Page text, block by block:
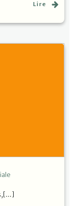
Lire